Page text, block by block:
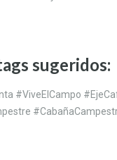
sugeridos:
#ViveElCampo